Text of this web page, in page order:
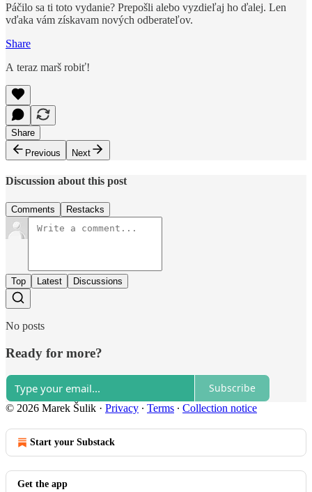
Páčilo sa ti toto vydanie? Prepošli alebo vyzdieľaj ho ďalej. Len
vďaka vám získavam nových odberateľov.
Share
A teraz marš robiť!
Share
Previous
Next
Discussion about this post
Comments Restacks
Top Latest Discussions
No posts
Ready for more?
Subscribe
© 2026 Marek Šulik · Privacy ∙ Terms ∙ Collection notice
Start your Substack
Get the app